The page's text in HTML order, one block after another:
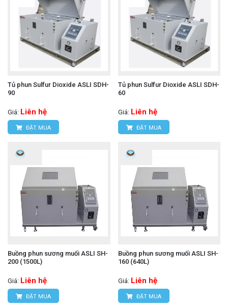
Tủ phun Sulfur Dioxide ASLI SDH-
90
Giá: Liên hệ
ĐẶT MUA
Tủ phun Sulfur Dioxide ASLI SDH-
60
Giá: Liên hệ
ĐẶT MUA
Buồng phun sương muối ASLI SH-
200 (1500L)
Giá: Liên hệ
ĐẶT MUA
Buồng phun sương muối ASLI SH-
160 (640L)
Giá: Liên hệ
ĐẶT MUA